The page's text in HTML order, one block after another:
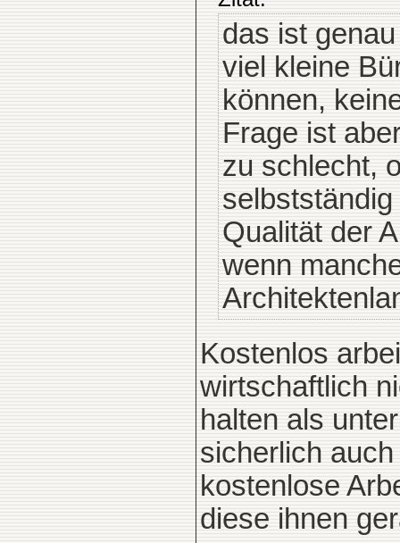
das ist
viel kleine
können,
Frage ist
zu schlecht,
Qualität der
wenn
Kostenlos
wirtschaftlich
halten als
sicherlich
kostenlose
diese ihnen